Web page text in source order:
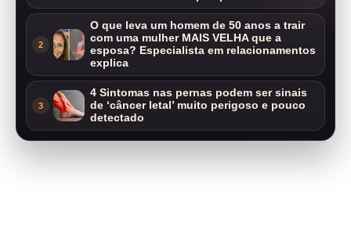
2
O que leva um homem de 50 anos a trair
com uma mulher MAIS VELHA que a
esposa? Especialista em relacionamentos
explica
3
4 Sintomas nas pernas podem ser sinais
de ‘câncer letal’ muito perigoso e pouco
detectado